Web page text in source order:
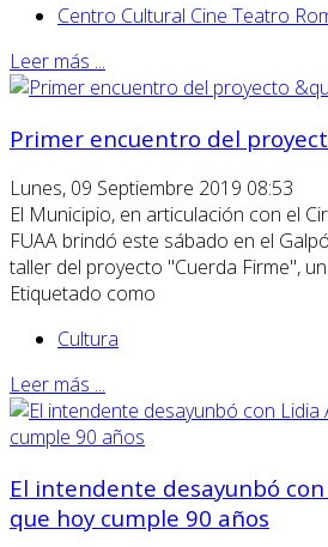
Centro Cultural Cine Teatro
Leer más ...
Primer encuentro del
Lunes, 09 Septiembre 2019 08:53
El Municipio, en articulación con el
FUAA brindó este sábado en el
taller del proyecto "Cuerda Firme",
Etiquetado como
Cultura
Leer más ...
El intendente desayunbó
que hoy cumple 90 años